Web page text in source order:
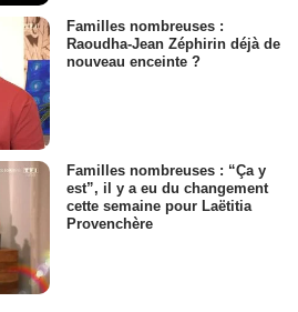
Familles nombreuses :
Raoudha-Jean Zéphirin déjà de
nouveau enceinte ?
Familles nombreuses : “Ça y
est”, il y a eu du changement
cette semaine pour Laëtitia
Provenchère